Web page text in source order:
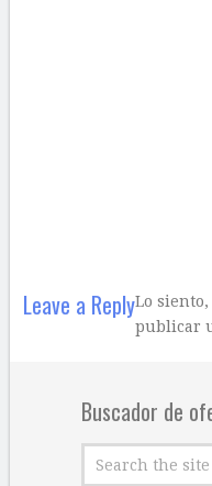
Leave a ReplyLo siento,
publicar
Buscador de